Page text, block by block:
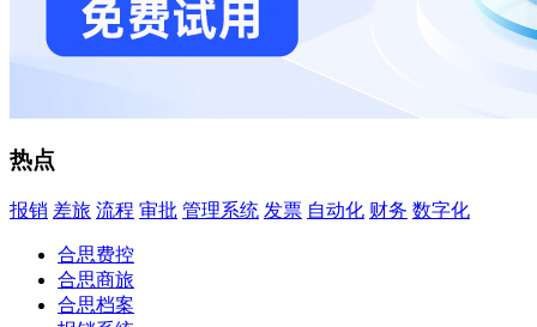
热点
报销 差旅 流程 审批 管理系统 发票 自动化 财务 数字化
合思费控
合思商旅
合思档案